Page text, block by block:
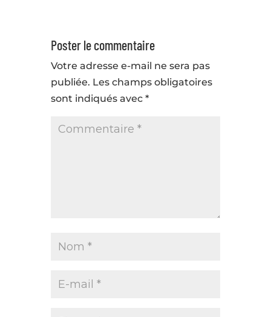
Poster le commentaire
Votre adresse e-mail ne sera pas
publiée. Les champs obligatoires
sont indiqués avec *